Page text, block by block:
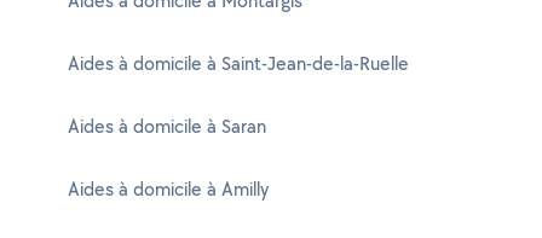
Aides à domicile à Saint-Jean-de-la-Ruelle
Aides à domicile à Saran
Aides à domicile à Amilly